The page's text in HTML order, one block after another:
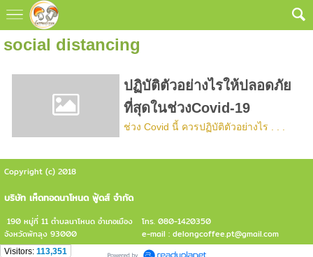
social distancing
ปฏิบัติตัวอย่างไรให้ปลอดภัย
ที่สุดในช่วงCovid-19
ช่วง Covid นี้ ควรปฏิบัติตัวอย่างไร . . .
Copyright (c) 2018
บริษัท เห็ดทอดนาโหนด ฟู้ดส์ จำกัด
190 หมู่ที่ 11 ตำบลนาโหนด อำเภอเมือง
จังหวัดพัทลุง 93000
โทร. 080-1420350
e-mail : delongcoffee.pt@gmail.com
Visitors: 113,351